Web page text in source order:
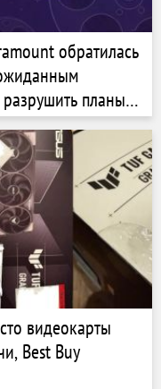
обратилась
планы
видеокарты
Best Buy